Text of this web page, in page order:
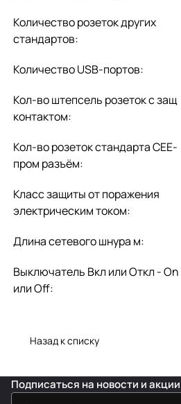
Количество розеток других
стандартов:
Количество USB-портов:
Кол-во штепсель розеток с защ
контактом:
Кол-во розеток стандарта CEE-
пром разъём:
Класс защиты от поражения
электрическим током:
Длина сетевого шнура м:
Выключатель Вкл или Откл - On
или Off:
Назад к списку
Подписаться на новости и акции